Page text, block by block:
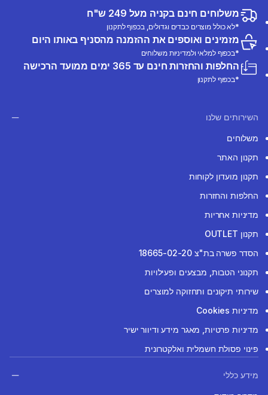
משלוחים חינם בקניה מעל 249 ש"ח
*לא כולל מוצרים כבדים וגדולים, בכפוף לתקנון
מזמינים ואוספים את ההזמנה מהסניף באותו היום
*בכפוף למלאי ולמדיניות משלוחים
החלפות והחזרות חינם עד 365 ימים ממועד הרכישה
*בכפוף לתקנון
השירותים שלנו
משלוחים
תקנון האתר
תקנון מועדון לקוחות
החלפות והחזרות
מדיניות אחריות
תקנון OUTLET
הסדר פשרה בת"צ 18665-02-20
תקנוני הטבות, מבצעים ופעילויות
שירותי תיקונים ותחזוקה למוצרים
מדיניות Cookies
מדיניות פרטיות, מאגר מידע ודיוור ישיר
פינוי פסולת חשמלית ואלקטרונית
מידע כללי